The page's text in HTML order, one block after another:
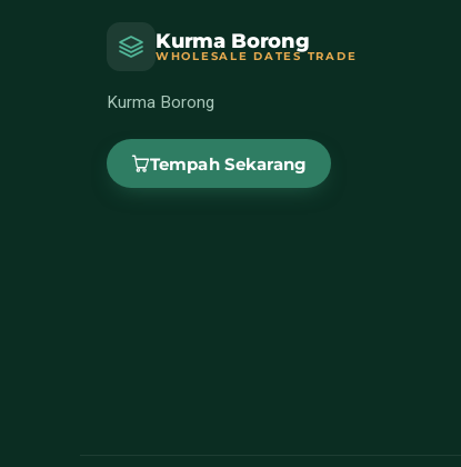
Kurma Borong
WHOLESALE DATES TRADE
Kurma Borong
Tempah Sekarang